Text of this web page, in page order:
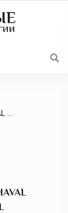
/ В первые весенние выходные HAVAL АвтоСпецЦентр Химки и HAVAL АвтоСпецЦентр Внуково презентовали гостям новый HAVAL JOLION